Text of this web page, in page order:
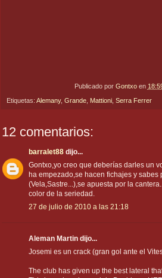
Publicado por Gontxo en
Etiquetas: Alemany, Grande Mattioni Serra Ferrer
12 comentarios:
barralet88 dijo...
Gontxo,yo creo que deberías darles un
ha empezado,se hacen fichajes y
(Vela,Sastre...),se apuesta por la
color de la seriedad.
27 de julio de 2010 a las 21:18
Aleman Martin dijo...
Josemi es un crack (gran gol ante el
The club has given up the best lateral